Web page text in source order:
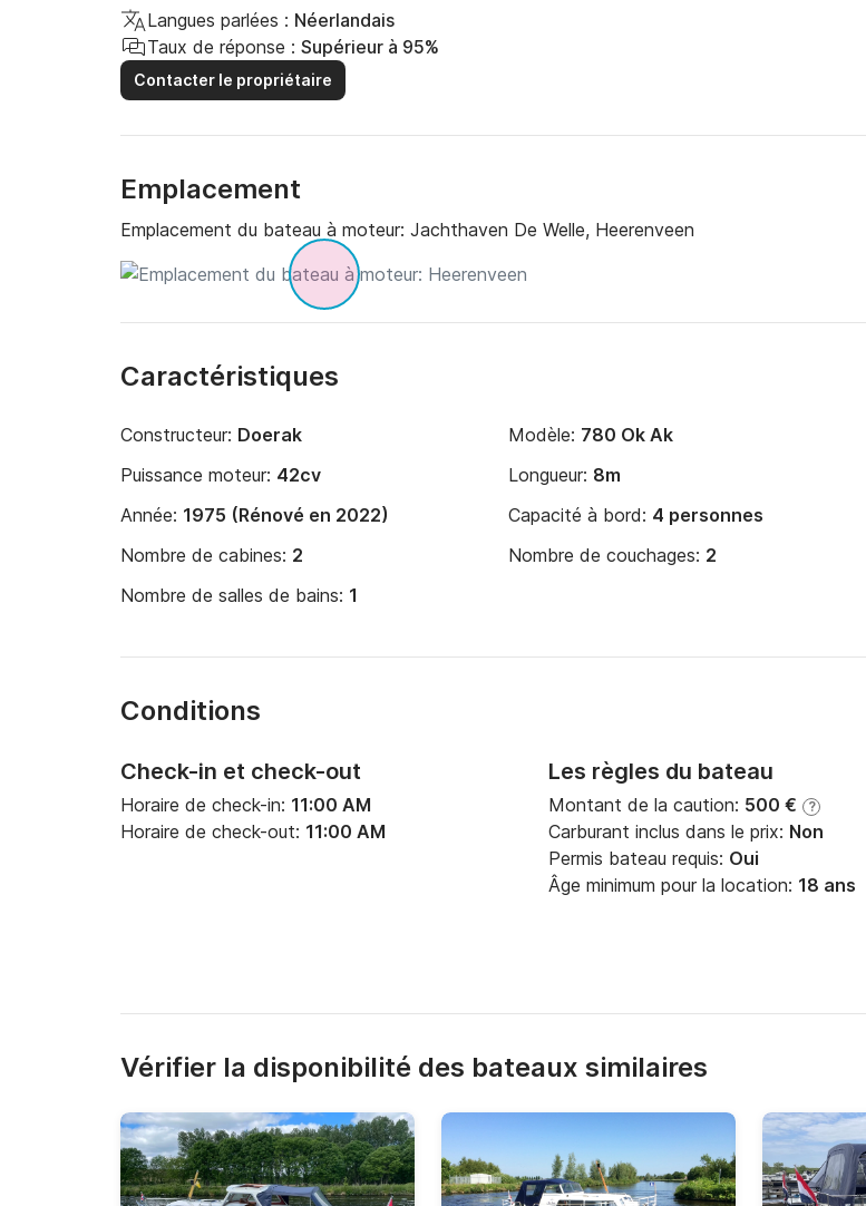
Langues parlées : Néerlandais
Taux de réponse : Supérieur à 95%
Contacter le propriétaire
Emplacement
Emplacement du bateau à moteur: Jachthaven De Welle, Heerenveen
Caractéristiques
Constructeur: Doerak Modèle: 780 Ok Ak
Puissance moteur: 42cv Longueur: 8m
Année: 1975 (Rénové en 2022) Capacité à bord: 4 personnes
Nombre de cabines: 2 Nombre de couchages: 2
Nombre de salles de bains: 1
Conditions
Check-in et check-out
Horaire de check-in: 11:00 AM
Horaire de check-out: 11:00 AM
Les règles du bateau
Montant de la caution: 500 € ?
Carburant inclus dans le prix: Non
Permis bateau requis: Oui
Âge minimum pour la location: 18 ans
Vérifier la disponibilité des bateaux similaires